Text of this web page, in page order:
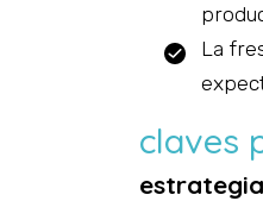
La
claves